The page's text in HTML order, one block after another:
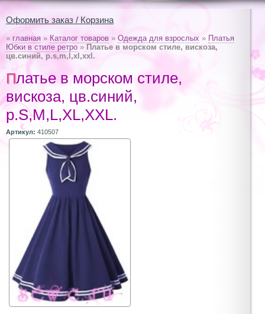
Оформить заказ / Корзина
» главная » Каталог товаров » Одежда для взрослых » Платья
Юбки в стиле ретро » Платье в морском стиле, вискоза,
цв.синий, р.s,m,l,xl,xxl.
Платье в морском стиле,
вискоза, цв.синий,
р.S,M,L,XL,XXL.
Артикул: 410507